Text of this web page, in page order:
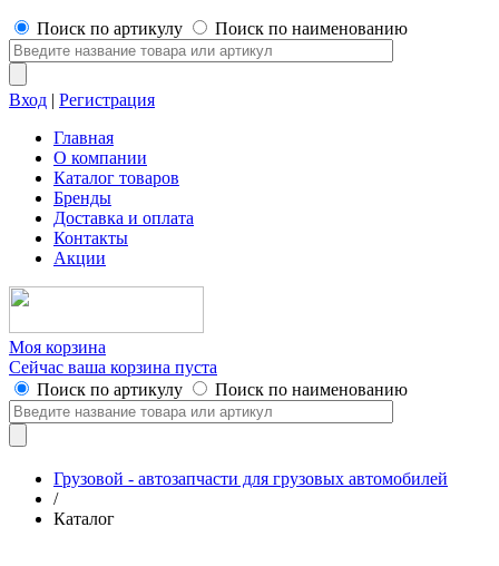
Поиск по артикулу Поиск по наименованию
Вход | Регистрация
Главная
О компании
Каталог товаров
Бренды
Доставка и оплата
Контакты
Акции
Моя корзина
Сейчас ваша корзина пуста
Поиск по артикулу
Поиск по наименованию
Грузовой - автозапчасти для грузовых автомобилей
/
Каталог